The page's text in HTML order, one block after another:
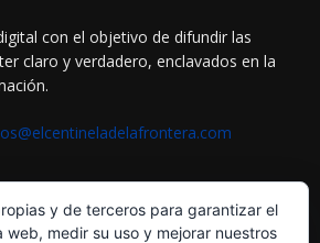
con el objetivo de difundir las
claro y verdadero, enclavados en la
SIGUENOS EN
y de terceros para garantizar el
web, medir su uso y mejorar nuestros